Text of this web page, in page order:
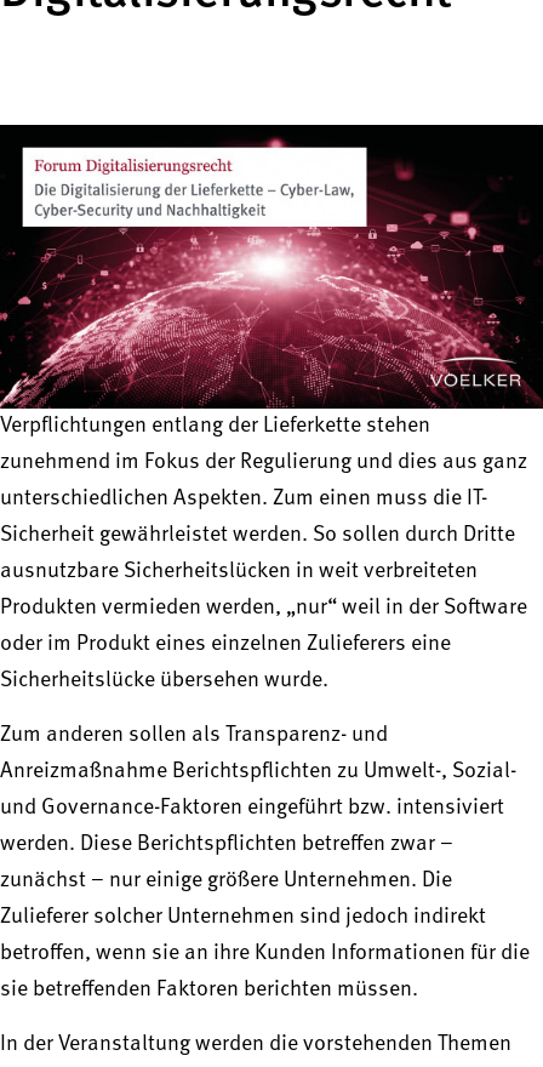
Verpflichtungen entlang der Lieferkette stehen
zunehmend im Fokus der Regulierung und dies aus ganz
unterschiedlichen Aspekten. Zum einen muss die IT-
Sicherheit gewährleistet werden. So sollen durch Dritte
ausnutzbare Sicherheitslücken in weit verbreiteten
Produkten vermieden werden, „nur“ weil in der Software
oder im Produkt eines einzelnen Zulieferers eine
Sicherheitslücke übersehen wurde.
Zum anderen sollen als Transparenz- und
Anreizmaßnahme Berichtspflichten zu Umwelt-, Sozial-
und Governance-Faktoren eingeführt bzw. intensiviert
werden. Diese Berichtspflichten betreffen zwar –
zunächst – nur einige größere Unternehmen. Die
Zulieferer solcher Unternehmen sind jedoch indirekt
betroffen, wenn sie an ihre Kunden Informationen für die
sie betreffenden Faktoren berichten müssen.
In der Veranstaltung werden die vorstehenden Themen